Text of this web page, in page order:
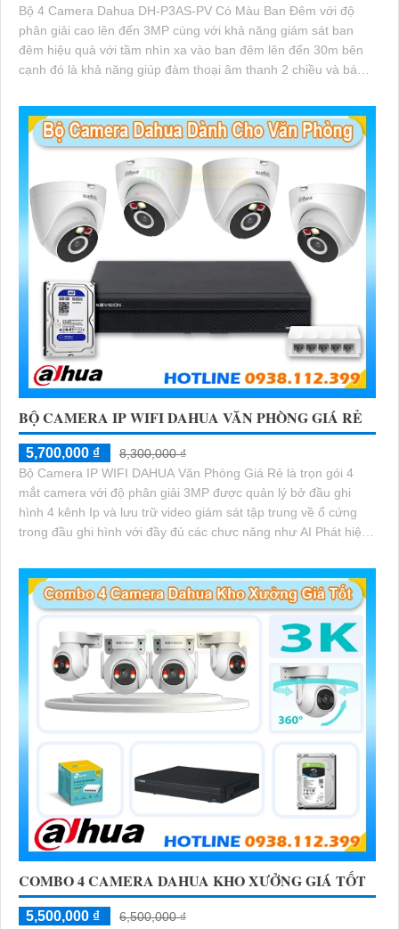
Bộ 4 Camera Dahua DH-P3AS-PV Có Màu Ban Đêm với độ
phân giải cao lên đến 3MP cùng với khả năng giám sát ban
đêm hiệu quả với tầm nhìn xa vào ban đêm lên đến 30m bên
cạnh đó là khả năng giúp đàm thoại âm thanh 2 chiều và báo
BỘ CAMERA IP WIFI DAHUA VĂN PHÒNG GIÁ RẺ
5,700,000 ₫
8,300,000 ₫
Bộ Camera IP WIFI DAHUA Văn Phòng Giá Rẻ là trọn gói 4
mắt camera với độ phân giải 3MP được quản lý bở đầu ghi
hình 4 kênh Ip và lưu trữ video giám sát tập trung về ổ cứng
trong đầu ghi hình với đầy đủ các chưc năng như AI Phát hiện
vào ban đêm
COMBO 4 CAMERA DAHUA KHO XƯỞNG GIÁ TỐT
5,500,000 ₫
6,500,000 ₫